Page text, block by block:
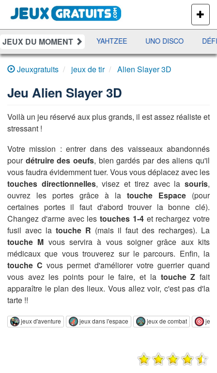
PLUS
DE
JEUX
JEUX DU MOMENT
RAMI JETX YAHTZEE UNO DISCO DÉFI
Jeuxgratuits jeux de tir Alien Slayer 3D
Jeu Alien Slayer 3D
Voilà un jeu réservé aux plus grands, il est assez réaliste et
stressant !
Votre mission : entrer dans des vaisseaux abandonnés
pour détruire des oeufs, bien gardés par des aliens qu'il
vous faudra évidemment tuer. Vous vous déplacez avec les
touches directionnelles, visez et tirez avec lasouris,
ouvrez les portes grâce à la touche Espace (pour
certaines portes il faut d'abord trouver la bonne clé).
Changez d'arme avec les touches 1-4et rechargez votre
fusil avec la touche R (mais il faut des recharges). La
touche M vous servira à vous soigner grâce aux kits
médicaux que vous trouverez sur le parcours. Enfin, la
touche C vous permet d'améliorer votre guerrier quand
vous avez les points pour le faire, et la touche Z fait
apparaître le plan des lieux. Vous allez voir, c'est pas d'la
tarte !!
jeux d'aventure jeux dans l'espace jeux de combat